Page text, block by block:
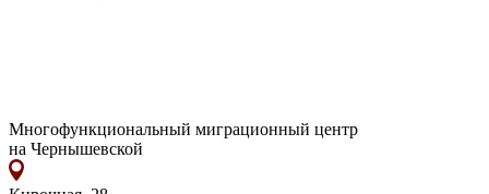
Многофункциональный миграционный центр
на Чернышевской